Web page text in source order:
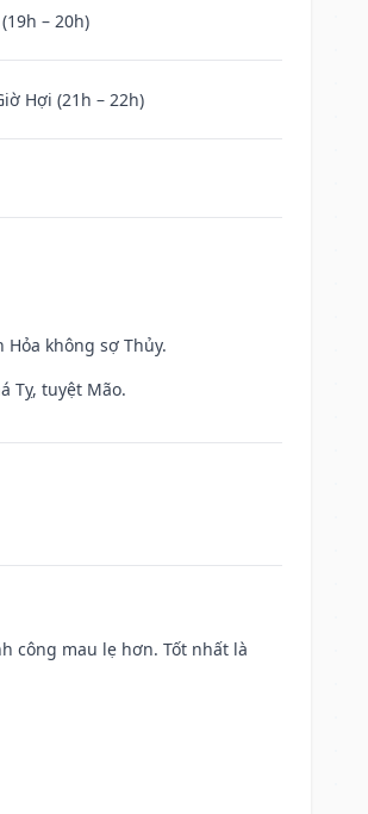
– 20h)
Hợi (21h – 22h)
không sợ Thủy.
Tỵ, tuyệt Mão.
công mau lẹ hơn. Tốt nhất là